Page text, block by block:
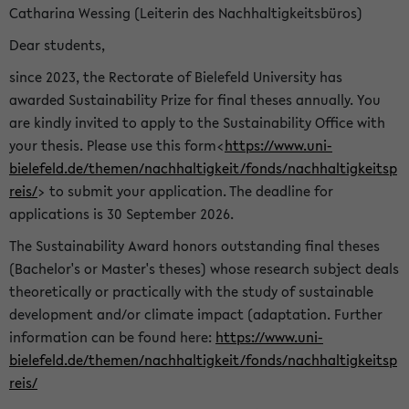
Catharina Wessing (Leiterin des Nachhaltigkeitsbüros)
Dear students,
since 2023, the Rectorate of Bielefeld University has
awarded Sustainability Prize for final theses annually. You
are kindly invited to apply to the Sustainability Office with
your thesis. Please use this form<https://www.uni-
bielefeld.de/themen/nachhaltigkeit/fonds/nachhaltigkeitsp
reis/> to submit your application. The deadline for
applications is 30 September 2026.
The Sustainability Award honors outstanding final theses
(Bachelor's or Master's theses) whose research subject deals
theoretically or practically with the study of sustainable
development and/or climate impact (adaptation. Further
information can be found here: https://www.uni-
bielefeld.de/themen/nachhaltigkeit/fonds/nachhaltigkeitsp
reis/